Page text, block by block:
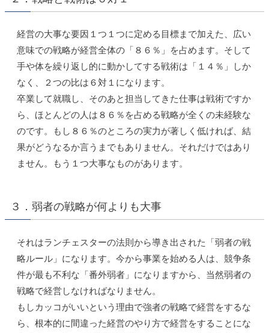
経営の大事な要因１つ１つに定める目標まで加えた、広い
意味での戦略が経営全体の「８６％」を占めます。そして
手や体を繰り返し的に動かしてする戦術は「１４％」しか
なく、２つの比は６対１になります。
卒業して就職し、そのあと担当してきた仕事は戦術ですか
ら、ほとんどの人は８６％を占める戦略が全くの未経験な
のです。もし８６％のところの実力が著しく低ければ、結
果がどうなるか言うまでもありません。それだけではあり
ません。もう１つ大事なものがあります。
３．弱者の戦略が何よりも大事
それはランチェスターの法則から導き出された「弱者の戦
略ルール」になります。今から事業を始める人は、競争条
件が最も不利な「番外弱者」になりますから、当然弱者の
戦略で経営しなければなりません。
もしカッコがいいという理由で強者の戦略で経営をするな
ら、根本的に間違った経営のやり方で経営をすることにな